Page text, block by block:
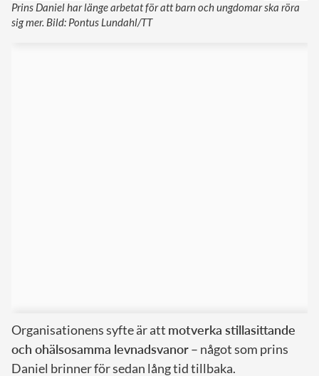
Prins Daniel har länge arbetat för att barn och ungdomar ska röra
sig mer. Bild: Pontus Lundahl/TT
Organisationens syfte är att motverka stillasittande
och ohälsosamma levnadsvanor– något som prins
Daniel brinner för sedan lång tid tillbaka.